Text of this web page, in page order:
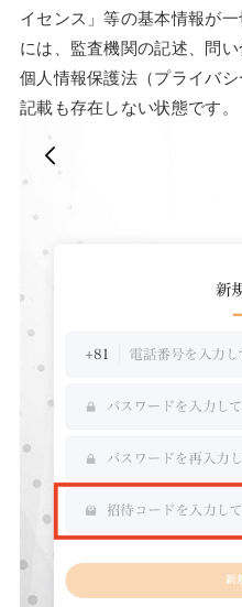
イセンス」等の基本情報が
には、監査機関の記述、問
個人情報保護法（プライバ
記載も存在しない状態です。